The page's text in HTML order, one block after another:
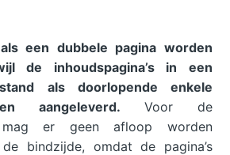
een dubbele pagina worden
de inhoudspagina’s in een
als doorlopende enkele
aangeleverd. Voor de
mag er geen afloop worden
bindzijde, omdat de pagina’s